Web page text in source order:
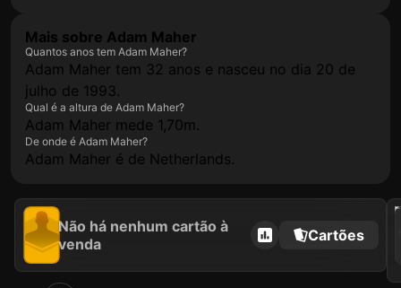
Mais sobre Adam Maher
Quantos anos tem Adam Maher?
Adam Maher tem 32 anos e nasceu no dia 20 de
julho de 1993.
Qual é a altura de Adam Maher?
Adam Maher mede 1,70m.
De onde é Adam Maher?
Adam Maher é de Netherlands.
Não há nenhum cartão à
venda
Cartões
2021